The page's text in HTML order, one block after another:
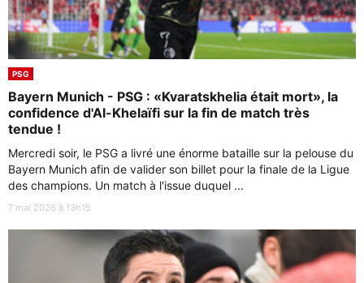
PSG
Bayern Munich - PSG : «Kvaratskhelia était mort», la
confidence d'Al-Khelaïfi sur la fin de match très
tendue !
Mercredi soir, le PSG a livré une énorme bataille sur la pelouse du
Bayern Munich afin de valider son billet pour la finale de la Ligue
des champions. Un match à l'issue duquel ...
7 mai 2026 à 13h15